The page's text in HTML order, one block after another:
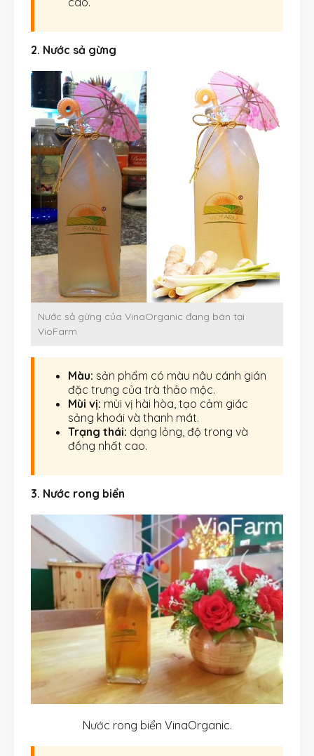
2. Nước sả gừng
Nước sả gừng của VinaOrganic đang bán tại
VioFarm
Màu: sản phẩm có màu nâu cánh gián
đặc trưng của trà thảo mộc.
Mùi vị: mùi vị hài hòa, tạo cảm giác
sảng khoái và thanh mát.
Trạng thái: dạng lỏng, độ trong và
đồng nhất cao.
3. Nước rong biển
Nước rong biển VinaOrganic.